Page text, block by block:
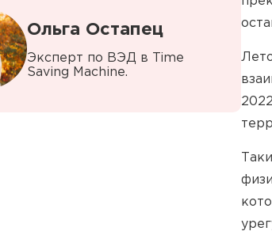
Ольга Остапец
Эксперт по ВЭД в Time
Saving Machine.